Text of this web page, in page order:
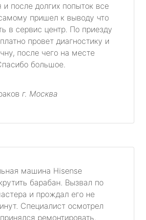
и после долгих попыток все
пришел к выводу что
в сервис центр. По приезду
провет диагностику и
после чего на месте
большое.
г. Москва
машина Hisense
барабан. Вызвал по
и прождал его не
Специалист осмотрел
ремонтировать.